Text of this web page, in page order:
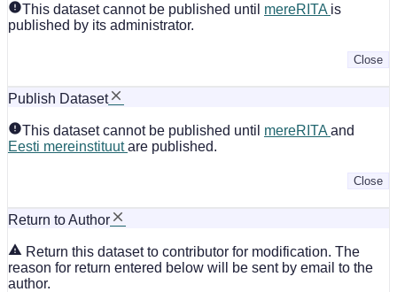
This dataset cannot be published until mereRITA is
published by its administrator.
Close
Publish Dataset
This dataset cannot be published until mereRITA and
Eesti mereinstituutare published.
Close
Return to Author
Return this dataset to contributor for modification. The
reason for return entered below will be sent by email to the
author.